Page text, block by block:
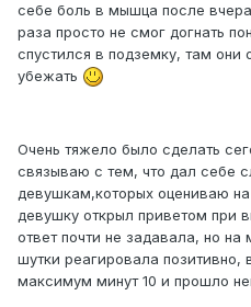
себе боль в мышца после
раза просто не смог догнать
спустился в подземку, там они
убежать
Очень тяжело было сделать
связываю с тем, что дал себе
девушкам,которых оцениваю
девушку открыл приветом при
ответ почти не задавала, но на
шутки реагировала
максимум минут 10 и прошло